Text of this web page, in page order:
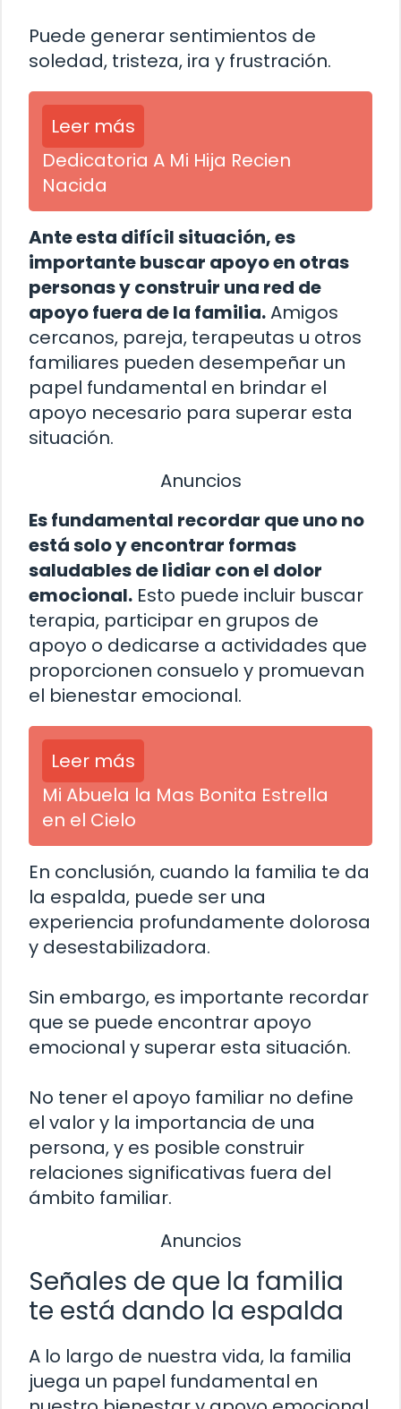
Puede generar sentimientos de
soledad, tristeza, ira y frustración.
Leer más
Dedicatoria A Mi Hija Recien
Nacida
Ante esta difícil situación, es
importante buscar apoyo en otras
personas y construir una red de
apoyo fuera de la familia.Amigos
cercanos, pareja, terapeutas u otros
familiares pueden desempeñar un
papel fundamental en brindar el
apoyo necesario para superar esta
situación.
Anuncios
Es fundamental recordar que uno no
está solo y encontrar formas
saludables de lidiar con el dolor
emocional. Esto puede incluir buscar
terapia, participar en grupos de
apoyo o dedicarse a actividades que
proporcionen consuelo y promuevan
el bienestar emocional.
Leer más
Mi Abuela la Mas Bonita Estrella
en el Cielo
En conclusión, cuando la familia te da
la espalda, puede ser una
experiencia profundamente dolorosa
y desestabilizadora.
Sin embargo, es importante recordar
que se puede encontrar apoyo
emocional y superar esta situación.
No tener el apoyo familiar no define
el valor y la importancia de una
persona, y es posible construir
relaciones significativas fuera del
ámbito familiar.
Anuncios
Señales de que la familia
te está dando la espalda
A lo largo de nuestra vida, la familia
juega un papel fundamental en